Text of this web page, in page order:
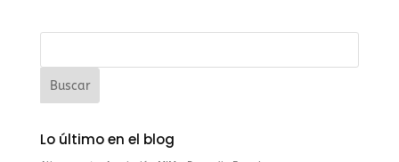
Lo último en el blog